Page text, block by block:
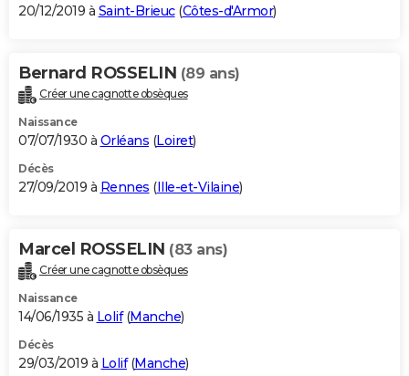
20/12/2019 à Saint-Brieuc(Côtes-d'Armor)
Bernard ROSSELIN (89 ans)
Créer une cagnotte obsèques
Naissance
07/07/1930 à Orléans (Loiret)
Décès
27/09/2019 à Rennes (Ille-et-Vilaine)
Marcel ROSSELIN (83 ans)
Créer une cagnotte obsèques
Naissance
14/06/1935 à Lolif(Manche)
Décès
29/03/2019 à Lolif(Manche)